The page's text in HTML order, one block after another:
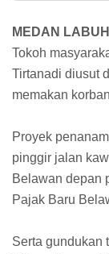
MEDAN
Tokoh
Tirtanadi diusut
memakan
Proyek
pinggir jalan
Belawan depan
Pajak Baru
Serta gundukan